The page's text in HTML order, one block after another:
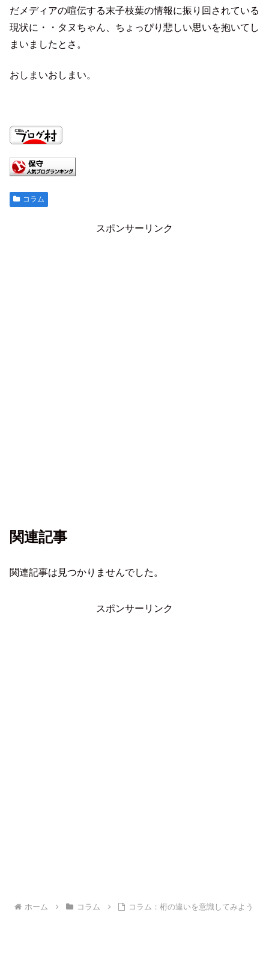
だメディアの喧伝する末子枝葉の情報に振り回されている
現状に・・タヌちゃん、ちょっぴり悲しい思いを抱いてし
まいましたとさ。
おしまいおしまい。
コラム
スポンサーリンク
関連記事
関連記事は見つかりませんでした。
スポンサーリンク
ホーム コラム コラム：桁の違いを意識してみよう